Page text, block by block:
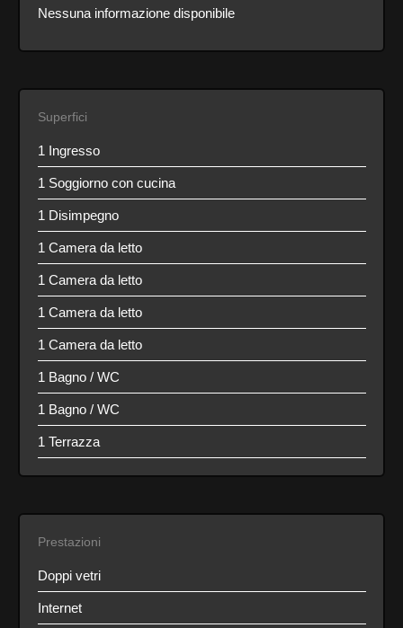
Nessuna informazione disponibile
Superfici
1 Ingresso
1 Soggiorno con cucina
1 Disimpegno
1 Camera da letto
1 Camera da letto
1 Camera da letto
1 Camera da letto
1 Bagno / WC
1 Bagno / WC
1 Terrazza
Prestazioni
Doppi vetri
Internet